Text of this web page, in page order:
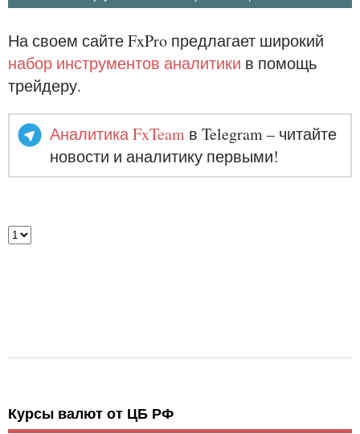
На своем сайте FxPro предлагает широкий
набор инструментов аналитики в помощь
трейдеру.
Аналитика FxTeam в Telegram – читайте
новости и аналитику первыми!
Курсы валют от ЦБ РФ